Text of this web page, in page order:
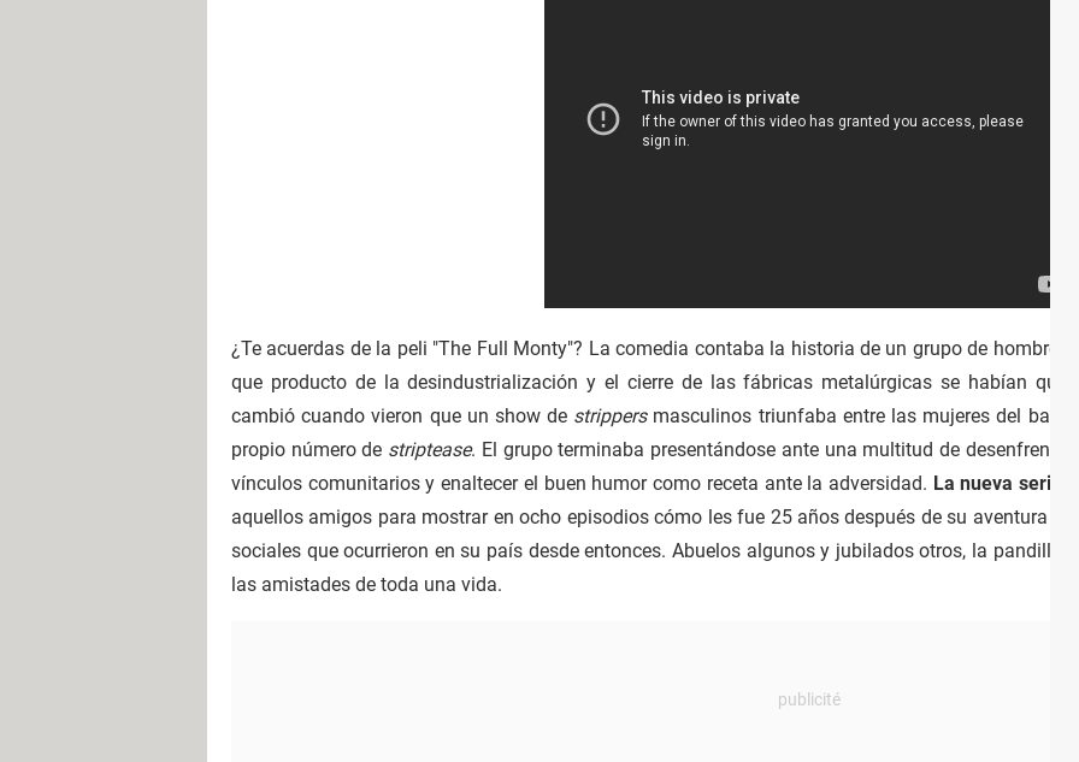
¿Te acuerdas de la peli "The Full Monty"? La comedia contaba la historia de un grupo de hombres
que producto de la desindustrialización y el cierre de las fábricas metalúrgicas se habían
cambió cuando vieron que un show de strippersmasculinos triunfaba entre las mujeres del
propio número de striptease. El grupo terminaba presentándose ante una multitud de
vínculos comunitarios y enaltecer el buen humor como receta ante la adversidad. La nueva serie
aquellos amigos para mostrar en ocho episodios cómo les fue 25 años después de su aventura y
sociales que ocurrieron en su país desde entonces. Abuelos algunos y jubilados otros, la pandilla
las amistades de toda una vida.